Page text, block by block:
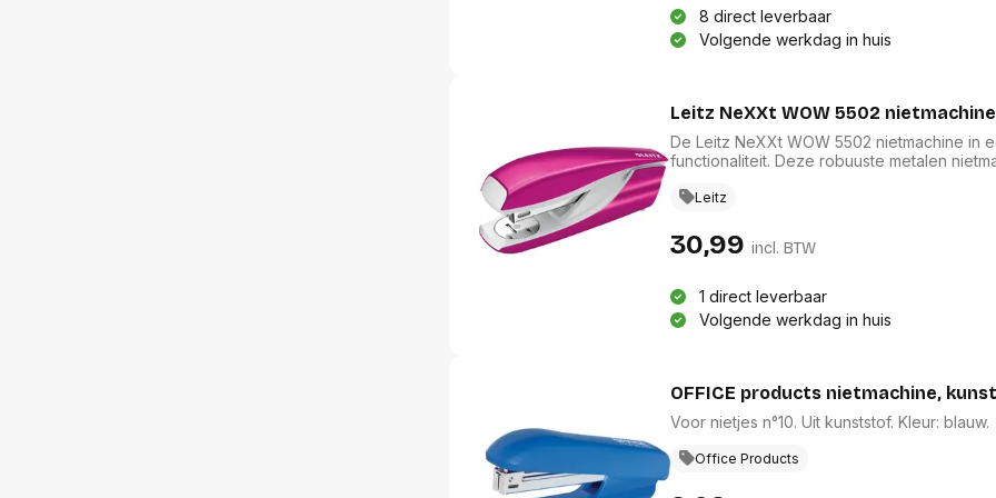
8 direct leverbaar
Volgende werkdag in huis
Leitz NeXXt WOW 5502
De Leitz NeXXt WOW 5502 nietmachine in
functionaliteit. Deze robuuste metalen
30 vellen tegelijk verwerken. Met een
Leitz
30,99 incl. BTW
1 direct leverbaar
Volgende werkdag in huis
OFFICE products nietmachine,
Voor nietjes n°10. Uit kunststof. Kleur: blauw.
Office Products